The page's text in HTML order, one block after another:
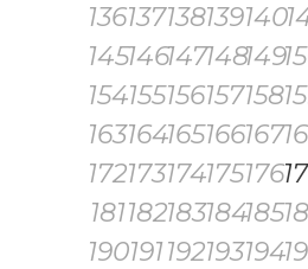
136137138139140
145146147148149
154155156157158
163164165166167
172173174175176
181182183184185
190191192193194